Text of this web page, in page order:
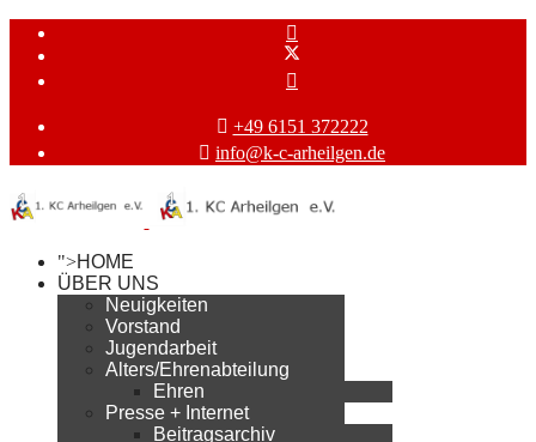
+49 6151 372222
info@k-c-arheilgen.de
">HOME
ÜBER UNS
Neuigkeiten
Vorstand
Jugendarbeit
Alters/Ehrenabteilung
Ehren
Presse + Internet
Beitragsarchiv